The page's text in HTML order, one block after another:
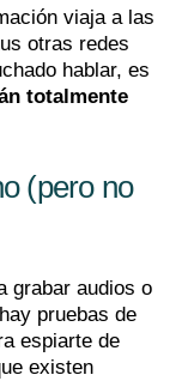
viaja a las
otras redes
hablar, es
totalmente
(pero no
grabar audios o
pruebas de
espiarte de
existen